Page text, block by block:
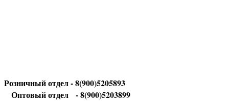
Розничный отдел - 8(900)5205893
Оптовый отдел - 8(900)5203899